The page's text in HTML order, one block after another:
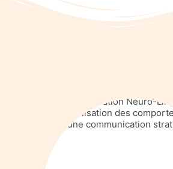
Programmation Neuro-
modélisation des
une communication